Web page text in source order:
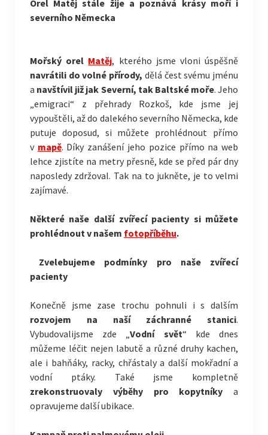
Orel Matěj stále žije a poznává krásy moří i
severního Německa
Mořský orel Matěj, kterého jsme vloni úspěšně
navrátili do volné přírody, dělá čest svému jménu
a navštívil již jak Severní, tak Baltské moře. Jeho
„emigraci“ z přehrady Rozkoš, kde jsme jej
vypouštěli, až do dalekého severního Německa, kde
putuje doposud, si můžete prohlédnout přímo
v mapě. Díky zanášení jeho pozice přímo na web
lehce zjistíte na metry přesně, kde se před pár dny
naposledy zdržoval. Tak na to jukněte, je to velmi
zajímavé.
Některé naše další zvířecí pacienty si můžete
prohlédnout v našem fotopříběhu.
Zvelebujeme podmínky pro naše zvířecí
pacienty
Konečně jsme zase trochu pohnuli i s dalším
rozvojem na naší záchranné stanici.
Vybudovalijsme zde „Vodní svět“ kde dnes
můžeme léčit nejen labutě a různé druhy kachen,
ale i bahňáky, racky, chřástaly a další mokřadní a
vodní ptáky. Také jsme kompletně
zrekonstruovaly výběhy pro kopytníky a
opravujeme další ubikace.